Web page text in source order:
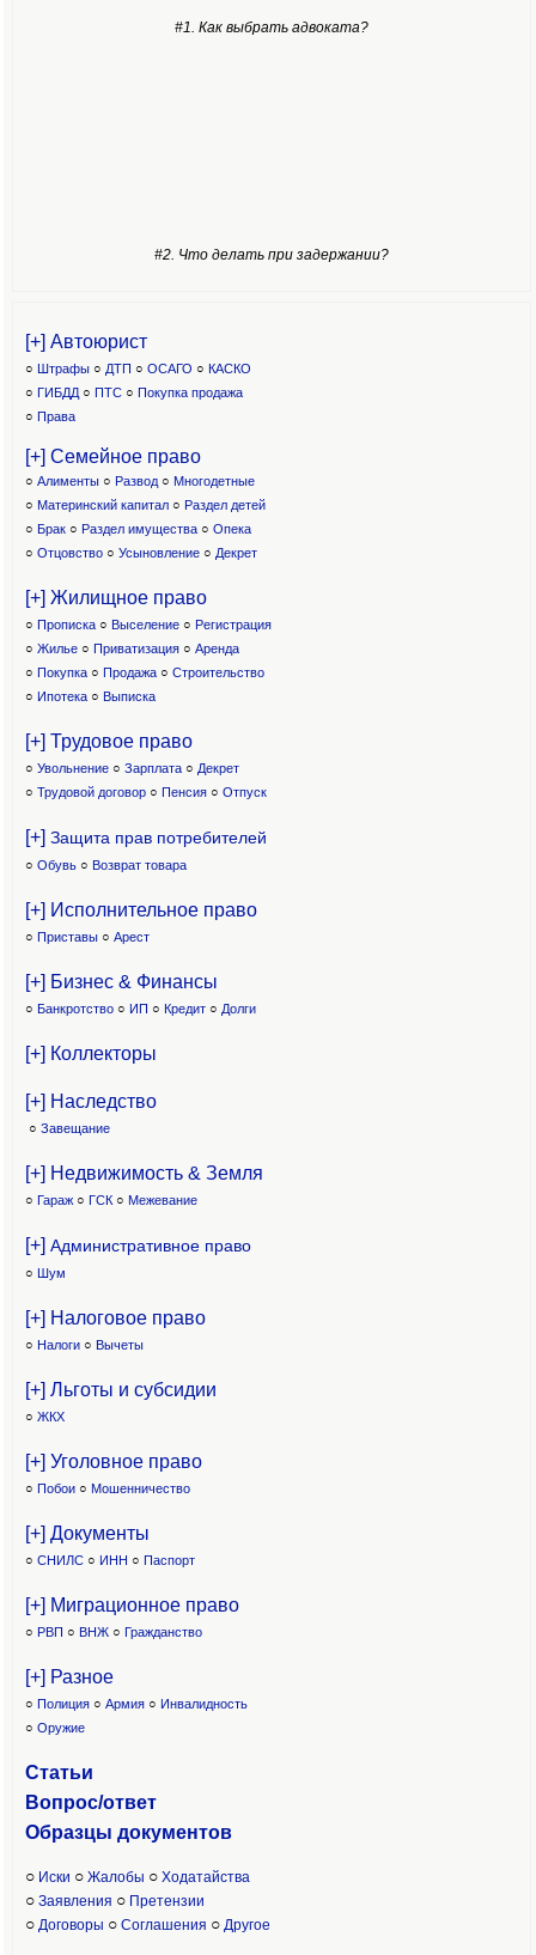
#1. Как выбрать адвоката?
#2. Что делать при задержании?
[+] Автоюрист
○ Штрафы ○ ДТП ○ ОСАГО ○ КАСКО
○ ГИБДД ○ ПТС ○ Покупка продажа
○ Права
[+] Семейное право
○ Алименты ○ Развод ○ Многодетные
○ Материнский капитал○ Раздел детей
○ Брак ○ Раздел имущества ○ Опека
○ Отцовство○ Усыновление ○ Декрет
[+] Жилищное право
○ Прописка ○ Выселение ○ Регистрация
○ Жилье ○ Приватизация ○ Аренда
○ Покупка ○ Продажа ○ Строительство
○ Ипотека ○ Выписка
[+] Трудовое право
○ Увольнение ○ Зарплата ○ Декрет
○ Трудовой договор ○ Пенсия ○ Отпуск
[+] Защита прав потребителей
○ Обувь ○ Возврат товара
[+] Исполнительное право
○ Приставы ○ Арест
[+] Бизнес & Финансы
○ Банкротство ○ ИП ○ Кредит ○ Долги
[+] Коллекторы
[+] Наследство
○ Завещание
[+] Недвижимость & Земля
○ Гараж ○ ГСК ○ Межевание
[+] Административное право
○ Шум
[+] Налоговое право
○ Налоги ○ Вычеты
[+] Льготы и субсидии
○ ЖКХ
[+] Уголовное право
○ Побои ○ Мошенничество
[+] Документы
○ СНИЛС ○ ИНН ○ Паспорт
[+] Миграционное право
○ РВП ○ ВНЖ ○ Гражданство
[+] Разное
○ Полиция ○ Армия ○ Инвалидность
○ Оружие
Статьи
Вопрос/ответ
Образцы документов
○ Иски ○ Жалобы ○ Ходатайства
○ Заявления ○ Претензии
○ Договоры ○ Соглашения ○ Другое